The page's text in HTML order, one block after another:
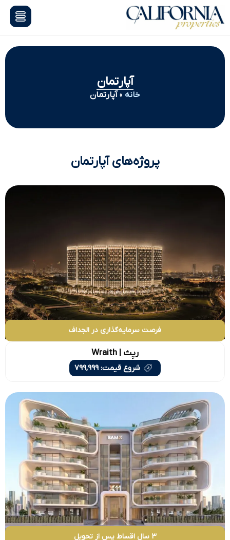
آپارتمان
خانه »آپارتمان
پروژه‌های آپارتمان
فرصت سرمایه‌گذاری در الجداف
ریِث | Wraith
شروع قیمت: 799,999
3 سال اقساط پس از تحویل